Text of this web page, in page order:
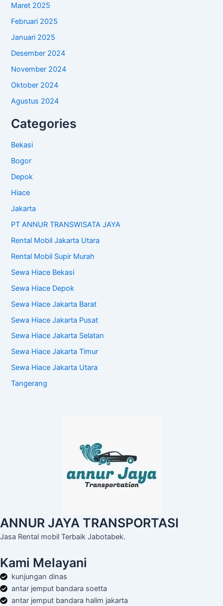
Maret 2025
Februari 2025
Januari 2025
Desember 2024
November 2024
Oktober 2024
Agustus 2024
Categories
Bekasi
Bogor
Depok
Hiace
Jakarta
PT ANNUR TRANSWISATA JAYA
Rental Mobil Jakarta Utara
Rental Mobil Supir Murah
Sewa Hiace Bekasi
Sewa Hiace Depok
Sewa Hiace Jakarta Barat
Sewa Hiace Jakarta Pusat
Sewa Hiace Jakarta Selatan
Sewa Hiace Jakarta Timur
Sewa Hiace Jakarta Utara
Tangerang
ANNUR JAYA TRANSPORTASI
Jasa Rental mobil Terbaik Jabotabek.
Kami Melayani
kunjungan dinas
antar jemput bandara soetta
antar jemput bandara halim jakarta